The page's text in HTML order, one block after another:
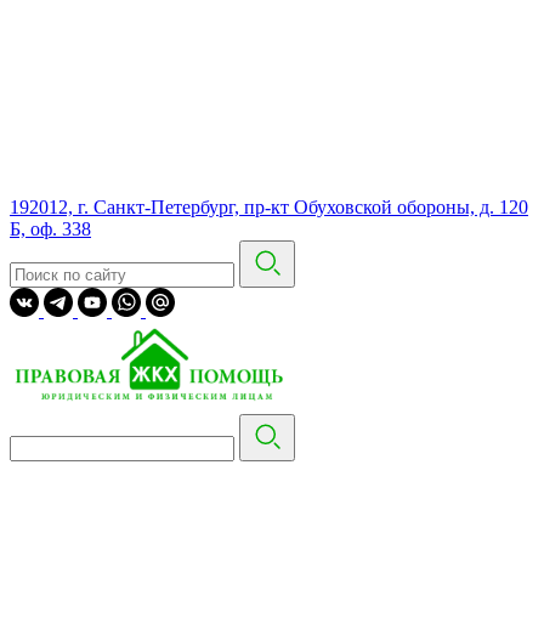
192012, г. Санкт-Петербург, пр-кт Обуховской обороны, д. 120
Б, оф. 338